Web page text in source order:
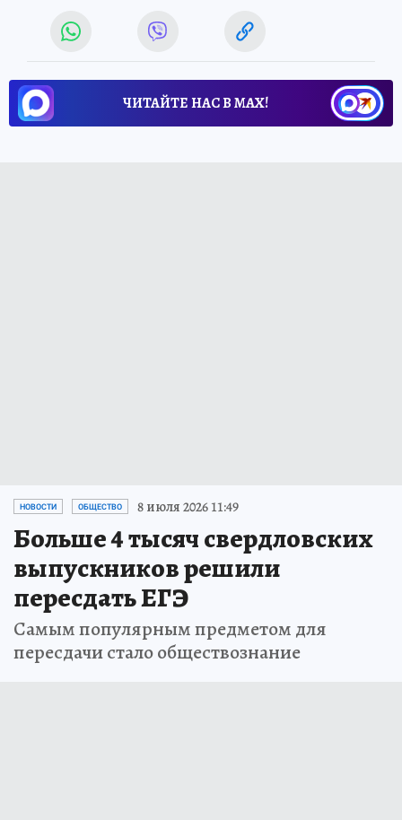
ЧИТАЙТЕ НАС В МАХ!
НОВОСТИ ОБЩЕСТВО 8 июля 2026 11:49
Больше 4 тысяч свердловских
выпускников решили
пересдать ЕГЭ
Самым популярным предметом для
пересдачи стало обществознание